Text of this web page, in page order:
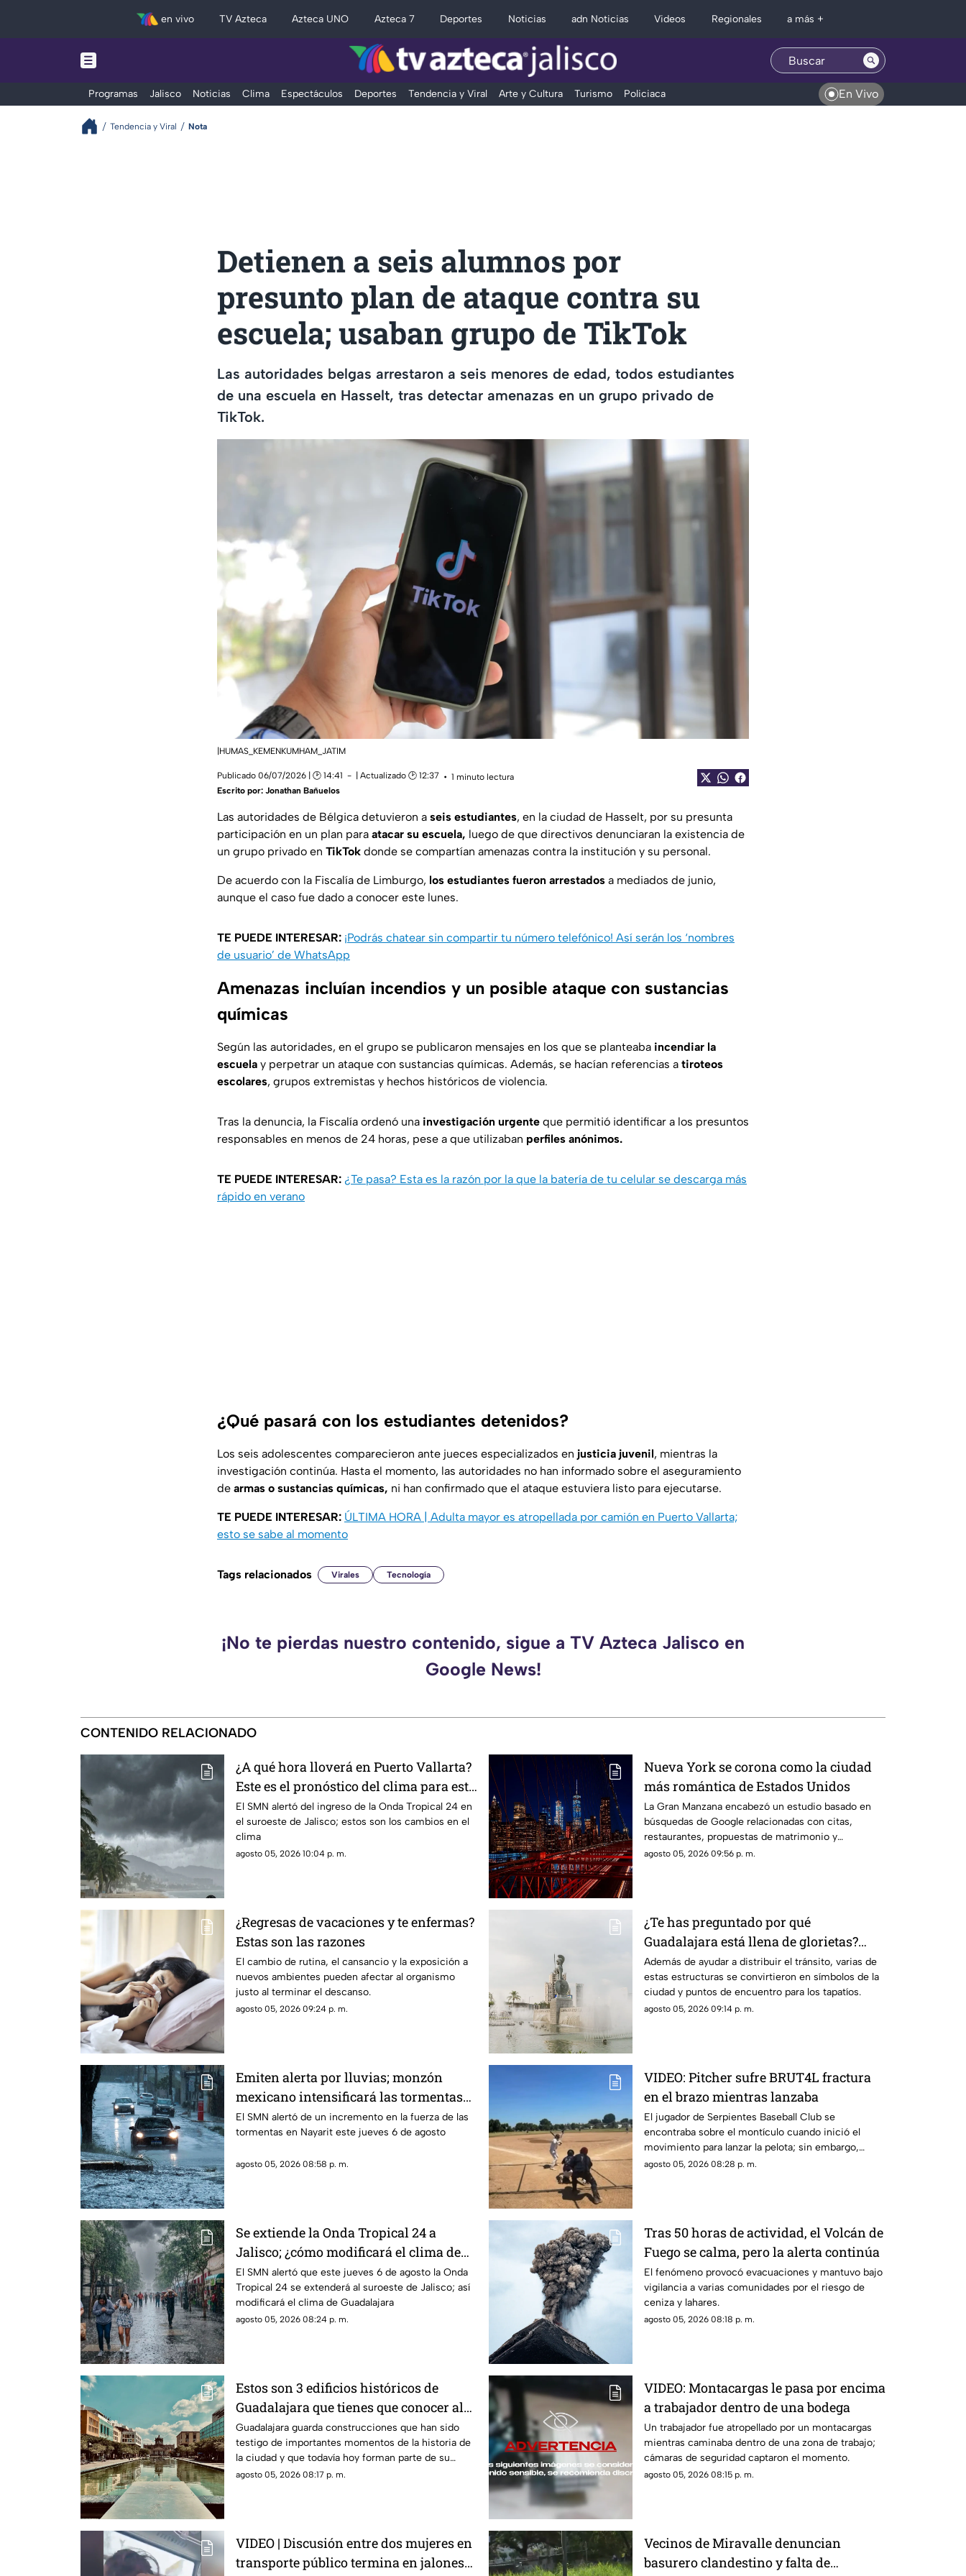
en vivo TV Azteca Azteca UNO Azteca 7 Deportes Noticias adn Noticias Videos Regionales a más +
Programas Jalisco Noticias Clima Espectáculos Deportes Tendencia y Viral Arte y Cultura Turismo Policiaca En Vivo
Tendencia y Viral Nota
Detienen a seis alumnos por
presunto plan de ataque contra su
escuela; usaban grupo de TikTok
Las autoridades belgas arrestaron a seis menores de edad, todos estudiantes
de una escuela en Hasselt, tras detectar amenazas en un grupo privado de
TikTok.
|HUMAS_KEMENKUMHAM_JATIM
Publicado 06/07/2026 | 🕑 14:41 | Actualizado 🕑 12:37
1 minuto lectura
Escrito por: Jonathan Bañuelos
Las autoridades de Bélgica detuvieron a seis estudiantes, en la ciudad de Hasselt, por su presunta
participación en un plan para atacar su escuela, luego de que directivos denunciaran la existencia de
un grupo privado en TikTok donde se compartían amenazas contra la institución y su personal.
De acuerdo con la Fiscalía de Limburgo, los estudiantes fueron arrestados a mediados de junio,
aunque el caso fue dado a conocer este lunes.
TE PUEDE INTERESAR: ¡Podrás chatear sin compartir tu número telefónico! Así serán los ‘nombres
de usuario’ de WhatsApp
Amenazas incluían incendios y un posible ataque con sustancias
químicas
Según las autoridades, en el grupo se publicaron mensajes en los que se planteaba incendiar la
escuela y perpetrar un ataque con sustancias químicas. Además, se hacían referencias a tiroteos
escolares, grupos extremistas y hechos históricos de violencia.
Tras la denuncia, la Fiscalía ordenó una investigación urgente que permitió identificar a los presuntos
responsables en menos de 24 horas, pese a que utilizaban perfiles anónimos.
TE PUEDE INTERESAR: ¿Te pasa? Esta es la razón por la que la batería de tu celular se descarga más
rápido en verano
¿Qué pasará con los estudiantes detenidos?
Los seis adolescentes comparecieron ante jueces especializados en justicia juvenil, mientras la
investigación continúa. Hasta el momento, las autoridades no han informado sobre el aseguramiento
de armas o sustancias químicas, ni han confirmado que el ataque estuviera listo para ejecutarse.
TE PUEDE INTERESAR: ÚLTIMA HORA | Adulta mayor es atropellada por camión en Puerto Vallarta;
esto se sabe al momento
Tags relacionados Virales Tecnología
¡No te pierdas nuestro contenido, sigue a TV Azteca Jalisco en
Google News!
CONTENIDO RELACIONADO
¿A qué hora lloverá en Puerto Vallarta?
Este es el pronóstico del clima para este
6 de agosto
El SMN alertó del ingreso de la Onda Tropical 24 en
el suroeste de Jalisco; estos son los cambios en el
clima
agosto 05, 2026 10:04 p. m.
Nueva York se corona como la ciudad
más romántica de Estados Unidos
La Gran Manzana encabezó un estudio basado en
búsquedas de Google relacionadas con citas,
restaurantes, propuestas de matrimonio y
experiencias para parejas.
agosto 05, 2026 09:56 p. m.
¿Regresas de vacaciones y te enfermas?
Estas son las razones
El cambio de rutina, el cansancio y la exposición a
nuevos ambientes pueden afectar al organismo
justo al terminar el descanso.
agosto 05, 2026 09:24 p. m.
¿Te has preguntado por qué
Guadalajara está llena de glorietas?
Esta es la razón
Además de ayudar a distribuir el tránsito, varias de
estas estructuras se convirtieron en símbolos de la
ciudad y puntos de encuentro para los tapatíos.
agosto 05, 2026 09:14 p. m.
Emiten alerta por lluvias; monzón
mexicano intensificará las tormentas
en Nayarit
El SMN alertó de un incremento en la fuerza de las
tormentas en Nayarit este jueves 6 de agosto
agosto 05, 2026 08:58 p. m.
VIDEO: Pitcher sufre BRUT4L fractura
en el brazo mientras lanzaba
El jugador de Serpientes Baseball Club se
encontraba sobre el montículo cuando inició el
movimiento para lanzar la pelota; sin embargo,
segundos después ocurrió algo inesperado.
agosto 05, 2026 08:28 p. m.
Se extiende la Onda Tropical 24 a
Jalisco; ¿cómo modificará el clima de
Guadalajara?
El SMN alertó que este jueves 6 de agosto la Onda
Tropical 24 se extenderá al suroeste de Jalisco; así
modificará el clima de Guadalajara
agosto 05, 2026 08:24 p. m.
Tras 50 horas de actividad, el Volcán de
Fuego se calma, pero la alerta continúa
El fenómeno provocó evacuaciones y mantuvo bajo
vigilancia a varias comunidades por el riesgo de
ceniza y lahares.
agosto 05, 2026 08:18 p. m.
Estos son 3 edificios históricos de
Guadalajara que tienes que conocer al
menos una vez
Guadalajara guarda construcciones que han sido
testigo de importantes momentos de la historia de
la ciudad y que todavía hoy forman parte de su
identidad.
agosto 05, 2026 08:17 p. m.
VIDEO: Montacargas le pasa por encima
a trabajador dentro de una bodega
Un trabajador fue atropellado por un montacargas
mientras caminaba dentro de una zona de trabajo;
cámaras de seguridad captaron el momento.
agosto 05, 2026 08:15 p. m.
VIDEO | Discusión entre dos mujeres en
transporte público termina en jalones
Vecinos de Miravalle denuncian
basurero clandestino y falta de